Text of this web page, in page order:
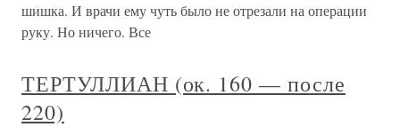
шишка. И врачи ему чуть было не отрезали на операции
руку. Но ничего. Все
ТЕРТУЛЛИАН (ок. 160 — после
220)